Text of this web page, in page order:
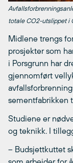
totale CO2-utslippet i
Midlene trengs
prosjekter som
i Porsgrunn har
gjennomført
sementfabrikken
Studiene er
og teknikk. I
– Budsjettkuttet